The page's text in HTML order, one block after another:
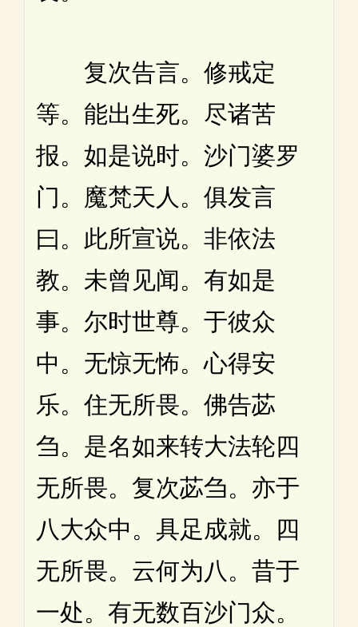
复次告言。修戒定
等。能出生死。尽诸苦
报。如是说时。沙门婆罗
门。魔梵天人。俱发言
曰。此所宣说。非依法
教。未曾见闻。有如是
事。尔时世尊。于彼众
中。无惊无怖。心得安
乐。住无所畏。佛告苾
刍。是名如来转大法轮四
无所畏。复次苾刍。亦于
八大众中。具足成就。四
无所畏。云何为八。昔于
一处。有无数百沙门众。